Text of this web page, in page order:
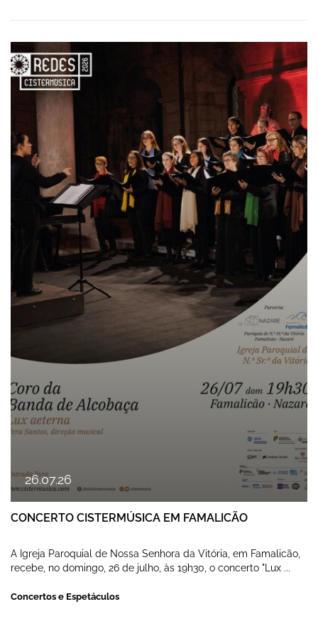
CONCERTO CISTERMÚSICA EM
26.07.26
CONCERTO CISTERMÚSICA EM FAMALICÃO
A Igreja Paroquial de Nossa Senhora da Vitória, em Famalicão,
recebe, no domingo, 26 de julho, às 19h30, o concerto "Lux ...
Concertos e Espetáculos